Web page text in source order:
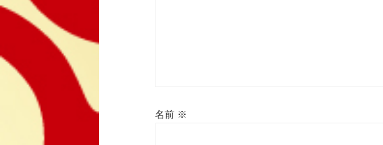
名前 ※